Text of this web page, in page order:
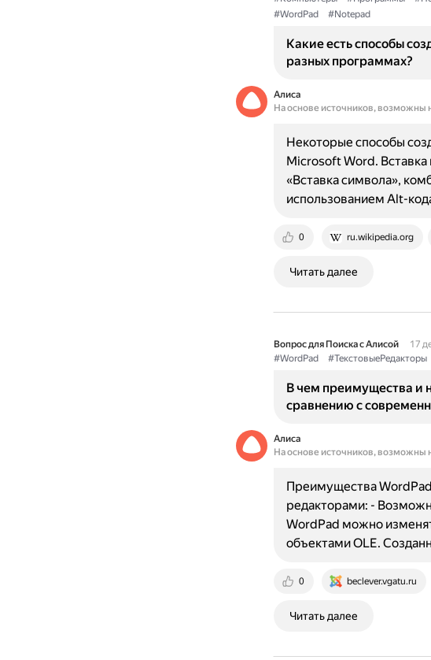
#WordPad
#Notepad
Какие есть способы
разных программах?
Алиса
На основе источников, возможны
0 ru.wikipedia.org
Некоторые способы
Microsoft Word.
«Вставка символа»,
использованием Alt-
Читать далее
Вопрос для Поиска с Алисой
17
#WordPad
#ТекстовыеРедакторы
В чем преимущества и
сравнению с
Алиса
На основе источников, возможны
0 beclever.vgatu.ru
Преимущества
редакторами: -
WordPad можно
объектами OLE.
Читать далее